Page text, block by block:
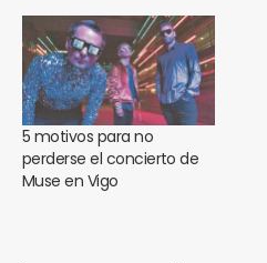
5 motivos para no
perderse el concierto de
Muse en Vigo